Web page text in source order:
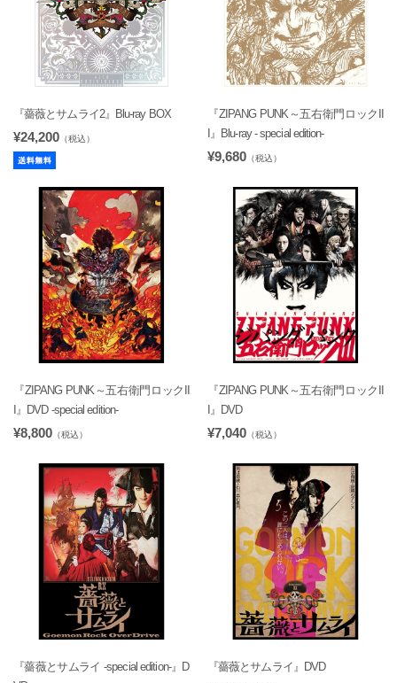
『薔薇とサムライ2』Blu-ray BOX
¥24,200 （税込）
『ZIPANG PUNK～五右衛門ロックII
I』Blu-ray - special edition-
¥9,680 （税込）
『ZIPANG PUNK～五右衛門ロックII
I』DVD -special edition-
¥8,800 （税込）
『ZIPANG PUNK～五右衛門ロックII
I』DVD
¥7,040 （税込）
『薔薇とサムライ -special edition-』D
『薔薇とサムライ』DVD